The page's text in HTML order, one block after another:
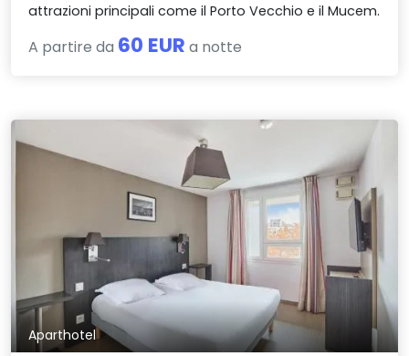
attrazioni principali come il Porto Vecchio e il Mucem.
A partire da 60 EUR a notte
Aparthotel